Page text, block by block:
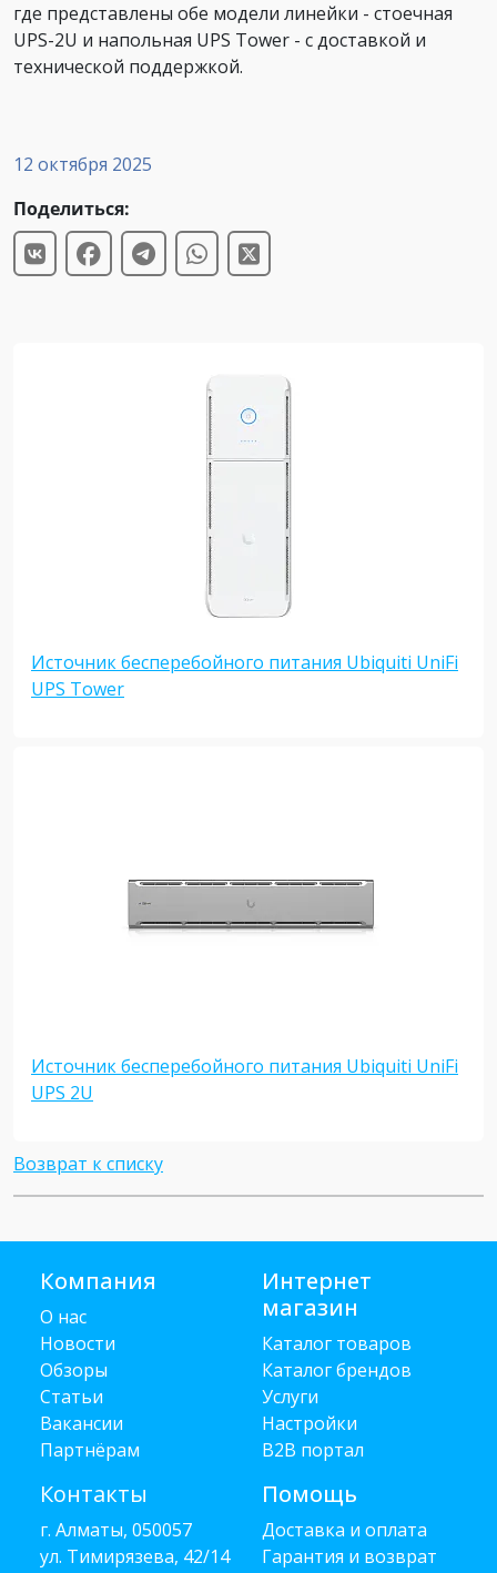
12 октября 2025
Поделиться:
Источник бесперебойного питания Ubiquiti UniFi
UPS Tower
Источник бесперебойного питания Ubiquiti UniFi
UPS 2U
где представлены обе модели линейки - стоечная
UPS-2U и напольная UPS Tower - с доставкой и
технической поддержкой.
Возврат к списку
Компания
О нас
Новости
Обзоры
Статьи
Вакансии
Партнёрам
Контакты
г. Алматы, 050057
ул. Тимирязева, 42/14
Интернет
магазин
Каталог товаров
Каталог брендов
Услуги
Настройки
B2B портал
Помощь
Доставка и оплата
Гарантия и возврат